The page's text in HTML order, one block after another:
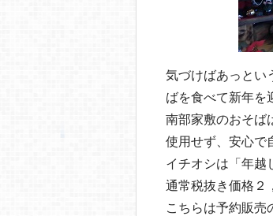
気づけばあっとい
ばを食べて新年を
南部家敷のおそば
使用せず、安心で
イチオシは「年越
通常税抜き価格２
こちらは予約販売